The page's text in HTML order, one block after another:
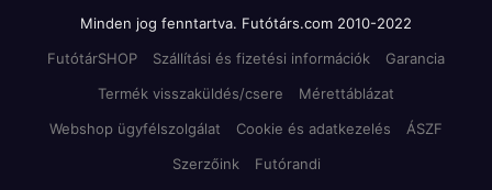
Minden jog fenntartva. Futótárs.com 2010-2022
FutótárSHOP
Szállítási és fizetési információk
Garancia
Termék visszaküldés/csere
Mérettáblázat
Webshop ügyfélszolgálat
Cookie és adatkezelés
ÁSZF
Szerzőink
Futórandi